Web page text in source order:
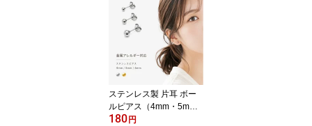
策 アロマディフューザー
アロマ オイル アロマウ
ォーター 対応 芳香剤 フ
レグランス 照明 オフィ
ス 送料込み 超音波振動
方式 白 ホワイト ハイパ
ワー ミスト機能 シンプ
ル 【H】
ステンレス製 片耳 ボー
ルピアス（4mm・5m
m・6mm）アレルギーフ
180円